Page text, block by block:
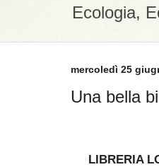
Ecologia,
mercoledì 25
Una bella
LIBRERIA